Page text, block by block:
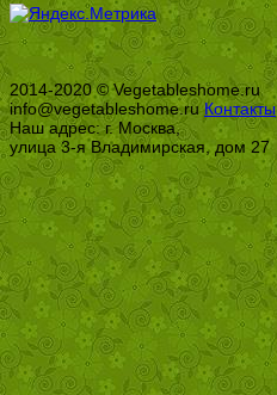
2014-2020 © Vegetableshome.ru
info@vegetableshome.ruКонтакты
Наш адрес: г. Москва,
улица 3-я Владимирская, дом 27